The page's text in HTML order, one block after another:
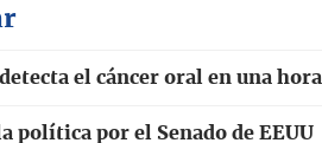
el cáncer oral en una hora
política por el Senado de EEUU